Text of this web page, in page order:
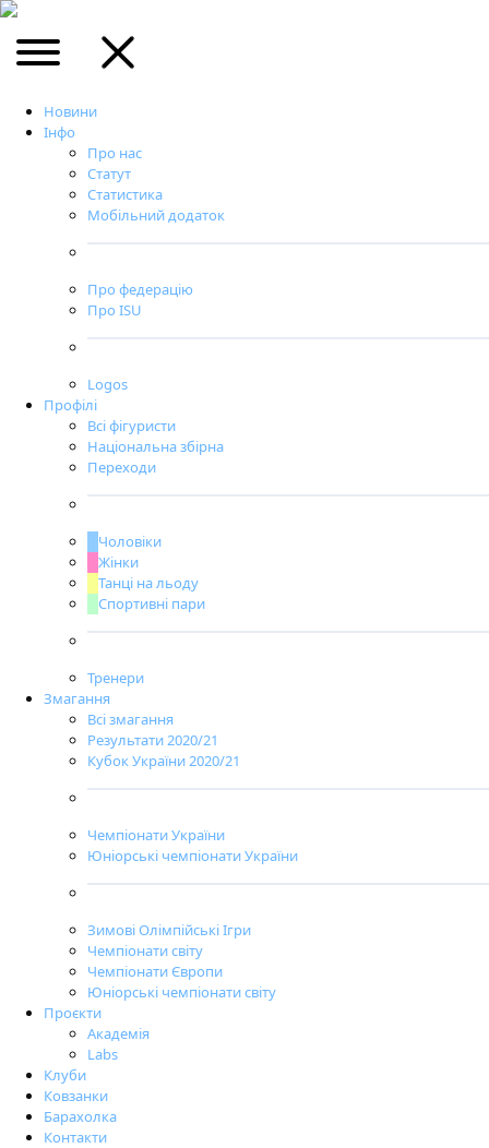
Новини
Інфо
Про нас
Статут
Статистика
Мобільний додаток
Про федерацію
Про ISU
Logos
Профілі
Всі фігуристи
Національна збірна
Переходи
Чоловіки
Жінки
Танці на льоду
Спортивні пари
Тренери
Змагання
Всі змагання
Результати 2020/21
Кубок України 2020/21
Чемпіонати України
Юніорські чемпіонати України
Зимові Олімпійські Ігри
Чемпіонати світу
Чемпіонати Європи
Юніорські чемпіонати світу
Проєкти
Академія
Labs
Клуби
Ковзанки
Барахолка
Контакти